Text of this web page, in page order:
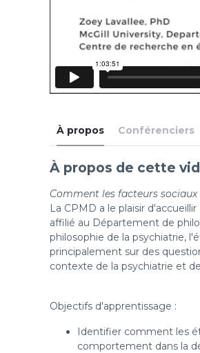
À propos Conférenciers
À propos de cette
Comment les facteurs
La CPMD a le plaisir
affilié au Département de
philosophie de la psychiatrie,
principalement sur des
contexte de la psychiatrie et
Objectifs d'apprentissage :
Identifier comment les
comportement dans la